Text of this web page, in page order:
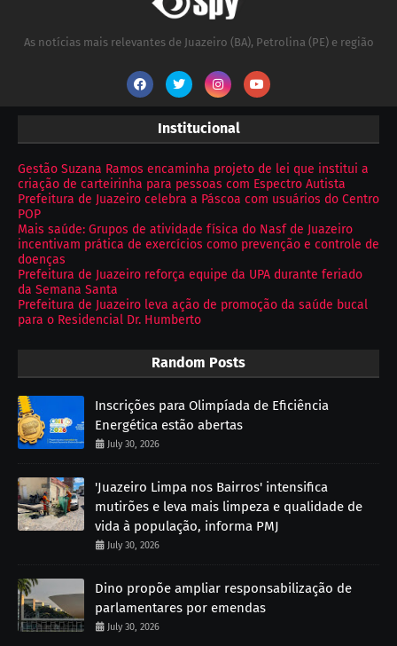
As notícias mais relevantes de Juazeiro (BA), Petrolina (PE) e região
Institucional
Gestão Suzana Ramos encaminha projeto de lei que institui a
criação de carteirinha para pessoas com Espectro Autista
Prefeitura de Juazeiro celebra a Páscoa com usuários do Centro
POP
Mais saúde: Grupos de atividade física do Nasf de Juazeiro
incentivam prática de exercícios como prevenção e controle de
doenças
Prefeitura de Juazeiro reforça equipe da UPA durante feriado
da Semana Santa
Prefeitura de Juazeiro leva ação de promoção da saúde bucal
para o Residencial Dr. Humberto
Random Posts
Inscrições para Olimpíada de Eficiência
Energética estão abertas
July 30, 2026
'Juazeiro Limpa nos Bairros' intensifica
mutirões e leva mais limpeza e qualidade de
vida à população, informa PMJ
July 30, 2026
Dino propõe ampliar responsabilização de
parlamentares por emendas
July 30, 2026